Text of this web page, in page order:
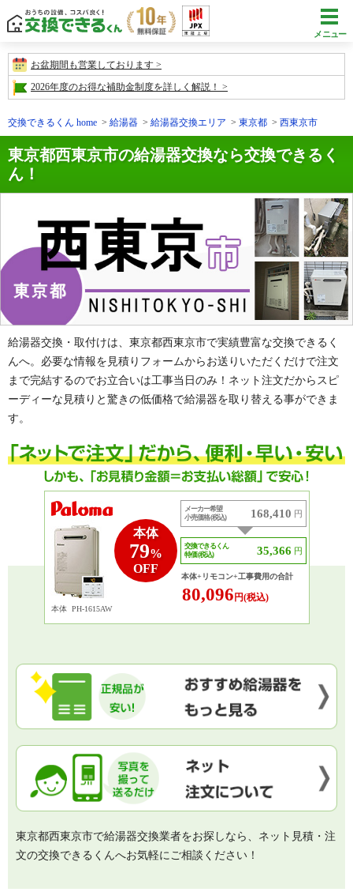
メニュー
お盆期間も営業しております
2026年度のお得な補助金制度を詳しく解説！
交換できるくん home 給湯器 給湯器交換エリア 東京都 西東京市
東京都西東京市の給湯器交換なら交換できるく
ん！
給湯器交換・取付けは、東京都西東京市で実績豊富な交換できるく
んへ。必要な情報を見積りフォームからお送りいただくだけで注文
まで完結するのでお立合いは工事当日のみ！ネット注文だからスピ
ーディーな見積りと驚きの低価格で給湯器を取り替える事ができま
す。
本体
79%
OFF
本体 PH-1615AW
メーカー希望
小売価格 (税込)
168,410 円
交換できるくん
特価 (税込)
35,366 円
本体+リモコン+工事費用の合計
80,096円(税込)
東京都西東京市で給湯器交換業者をお探しなら、ネット見積・注
文の交換できるくんへお気軽にご相談ください！